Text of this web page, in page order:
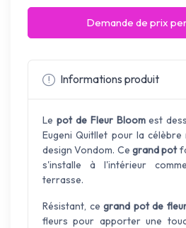
Demande de prix
Informations produit
Le pot de Fleur Bloomest
Eugeni Quitllet pour la
design Vondom. Ce grand pot
s'installe à l'intérieur
terrasse.
Résistant, ce grand pot de
fleurs pour apporter une